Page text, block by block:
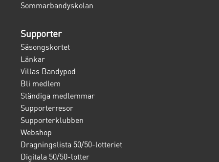
Sommarbandyskolan
Supporter
Säsongskortet
Länkar
Villas Bandypod
Bli medlem
Ständiga medlemmar
Supporterresor
Supporterklubben
Webshop
Dragningslista 50/50-lotteriet
Digitala 50/50-lotter